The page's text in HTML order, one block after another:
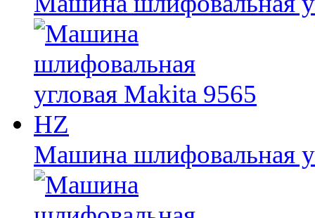
Машина шлифовальная